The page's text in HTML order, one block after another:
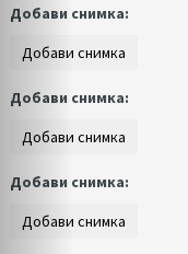
Добави снимка:
Добави снимка:
Добави снимка: